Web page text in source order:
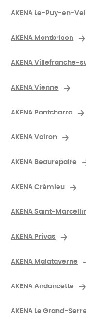
AKENA Le-Puy-en-
AKENA Montbrison
AKENA Villefranche-
AKENA Vienne
AKENA Pontcharra
AKENA Voiron
AKENA Beaurepaire
AKENA Crémieu
AKENA Saint-
AKENA Privas
AKENA Malataverne
AKENA Andancette
AKENA Le Grand-Serre